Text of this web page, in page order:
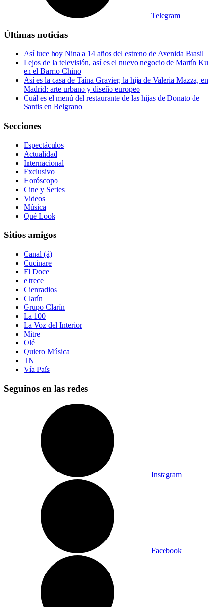
Telegram
Últimas noticias
Así luce hoy Nina a 14 años del estreno de Avenida Brasil
Lejos de la televisión, así es el nuevo negocio de Martín Ku
en el Barrio Chino
Así es la casa de Taína Gravier, la hija de Valeria Mazza, en
Madrid: arte urbano y diseño europeo
Cuál es el menú del restaurante de las hijas de Donato de
Santis en Belgrano
Secciones
Espectáculos
Actualidad
Internacional
Exclusivo
Horóscopo
Cine y Series
Videos
Música
Qué Look
Sitios amigos
Canal (á)
Cucinare
El Doce
eltrece
Cienradios
Clarín
Grupo Clarín
La 100
La Voz del Interior
Mitre
Olé
Quiero Música
TN
Vía País
Seguinos en las redes
Instagram
Facebook